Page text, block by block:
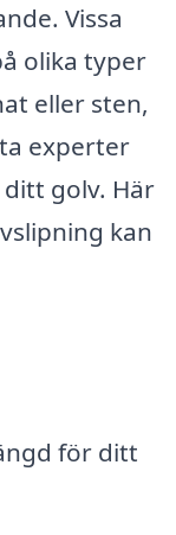
Vissa
olika typer
eller sten,
experter
golv. Här
kan
för ditt